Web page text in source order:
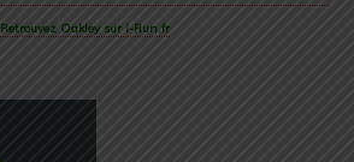
Retrouvez Oakley sur i-Run.fr